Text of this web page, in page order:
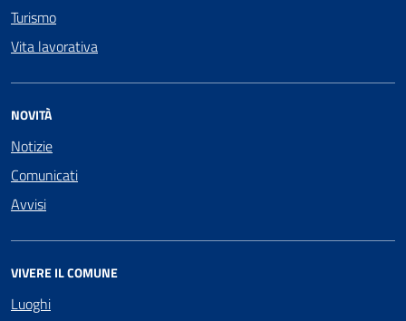
Turismo
Vita lavorativa
NOVITÀ
Notizie
Comunicati
Avvisi
VIVERE IL COMUNE
Luoghi